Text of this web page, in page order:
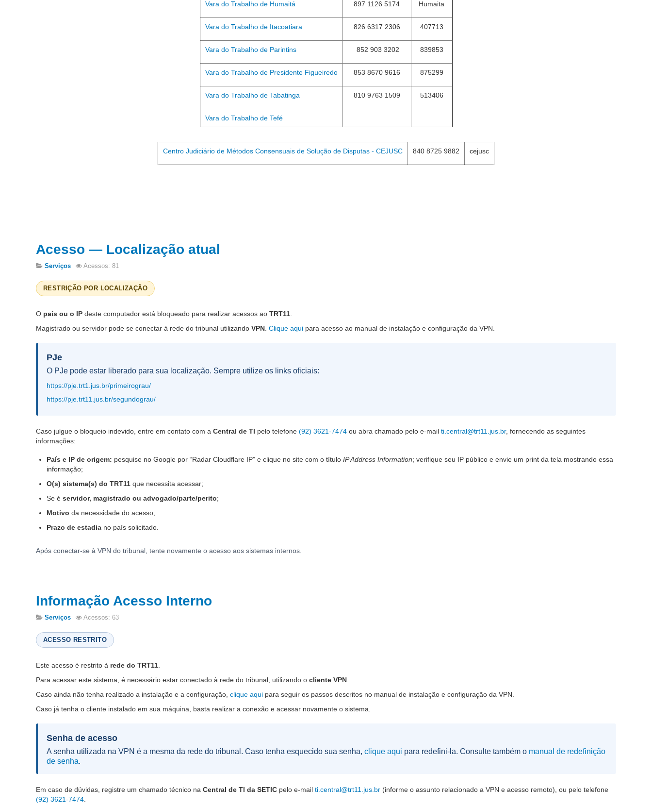
Vara do Trabalho de Humaitá 897 1126 5174 Humaita
Vara do Trabalho de Itacoatiara 826 6317 2306 407713
Vara do Trabalho de Parintins 852 903 3202 839853
Vara do Trabalho de Presidente Figueiredo 853 8670 9616 875299
Vara do Trabalho de Tabatinga 810 9763 1509 513406
Vara do Trabalho de Tefé
Centro Judiciário de Métodos Consensuais de Solução de Disputas - CEJUSC 840 8725 9882 cejusc
Acesso — Localização atual
Serviços Acessos: 81
RESTRIÇÃO POR LOCALIZAÇÃO
O país ou o IP deste computador está bloqueado para realizar acessos ao TRT11
Magistrado ou servidor pode se conectar à rede do tribunal utilizando VPN Clique aqui para acesso ao manual de instalação e configuração da VPN.
PJe
O PJe pode estar liberado para sua localização. Sempre utilize os links oficiais:
https://pje.trt1.jus.br/primeirograu/
https://pje.trt11.jus.br/segundograu/
Caso julgue o bloqueio indevido, entre em contato com a Central de TI pelo telefone (92) 3621-7474 ou abra chamado pelo e-mail ti.central@trt11.jus.br, fornecendo as seguintes
informações:
País e IP de origem: pesquise no Google por “Radar Cloudflare IP” e clique no site com o título IP Address Information; verifique seu IP público e envie um print da tela mostrando essa
informação;
O(s) sistema(s) do TRT11 que necessita acessar;
Se é servidor, magistrado ou advogado/parte/perito;
Motivo da necessidade do acesso;
Prazo de estadia no país solicitado.
Após conectar-se à VPN do tribunal, tente novamente o acesso aos sistemas internos.
Informação Acesso Interno
Serviços Acessos: 63
ACESSO RESTRITO
Este acesso é restrito à rede do TRT11
Para acessar este sistema, é necessário estar conectado à rede do tribunal, utilizando o cliente VPN
Caso ainda não tenha realizado a instalação e a configuração, clique aqui para seguir os passos descritos no manual de instalação e configuração da VPN.
Caso já tenha o cliente instalado em sua máquina, basta realizar a conexão e acessar novamente o sistema.
Senha de acesso
A senha utilizada na VPN é a mesma da rede do tribunal. Caso tenha esquecido sua senha, clique aqui para redefini-la. Consulte também o manual de redefinição
de senha.
Em caso de dúvidas, registre um chamado técnico na Central de TI da SETIC pelo e-mail ti.central@trt11.jus.br (informe o assunto relacionado a VPN e acesso remoto), ou pelo telefone
(92) 3621-7474